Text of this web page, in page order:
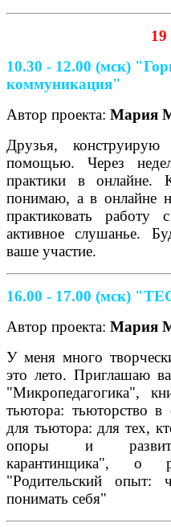
10.30 - 12.00 (мск)
коммуникация"
Автор проекта: Мария
Друзья,
помощью. Через
практики в онлайне.
понимаю, а в онлайне
практиковать
активное слушанье.
ваше участие.
16.00 - 17.00 (мск)
Автор проекта: Мария
У меня много
это лето. Приглашаю
"Микропедагогика",
тьютора: тьюторство
для тьютора: для тех,
опоры и
карантинщика", о
"Родительский
понимать себя"